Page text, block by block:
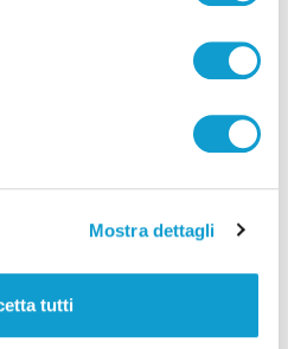
Mostra dettagli
tutti
in Pronto soccorso: